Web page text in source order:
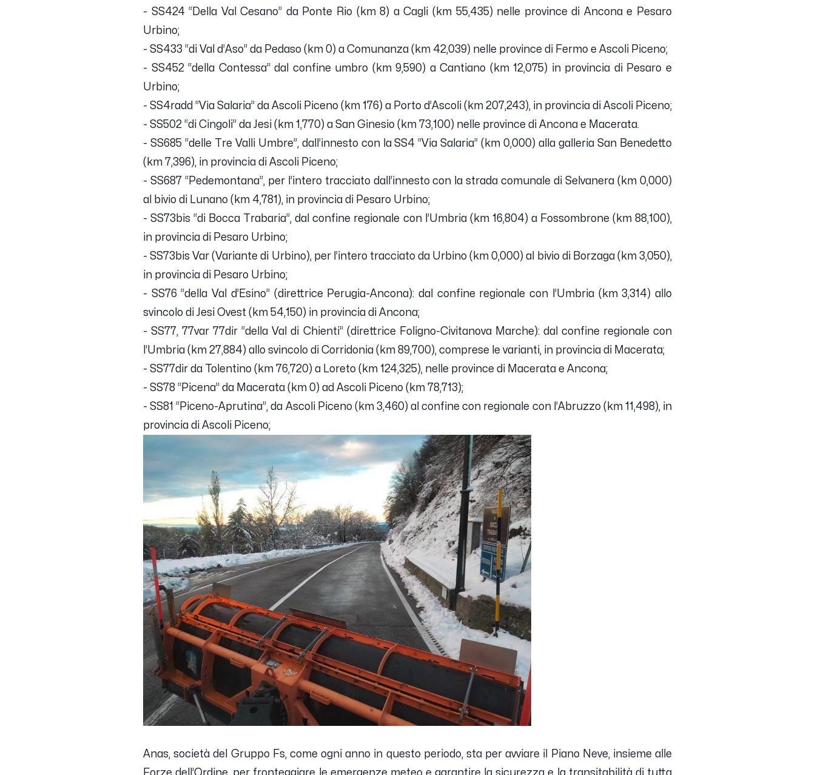
- SS424 “Della Val Cesano” da Ponte Rio (km 8) a Cagli (km 55,435) nelle province di Ancona e Pesaro
Urbino;
- SS433 “di Val d’Aso” da Pedaso (km 0) a Comunanza (km 42,039) nelle province di Fermo e Ascoli Piceno;
- SS452 “della Contessa” dal confine umbro (km 9,590) a Cantiano (km 12,075) in provincia di Pesaro e
Urbino;
- SS4radd “Via Salaria” da Ascoli Piceno (km 176) a Porto d’Ascoli (km 207,243), in provincia di Ascoli Piceno;
- SS502 “di Cingoli” da Jesi (km 1,770) a San Ginesio (km 73,100) nelle province di Ancona e Macerata.
- SS685 “delle Tre Valli Umbre”, dall’innesto con la SS4 “Via Salaria” (km 0,000) alla galleria San Benedetto
(km 7,396), in provincia di Ascoli Piceno;
- SS687 “Pedemontana”, per l’intero tracciato dall’innesto con la strada comunale di Selvanera (km 0,000)
al bivio di Lunano (km 4,781), in provincia di Pesaro Urbino;
- SS73bis “di Bocca Trabaria”, dal confine regionale con l’Umbria (km 16,804) a Fossombrone (km 88,100),
in provincia di Pesaro Urbino;
- SS73bis Var (Variante di Urbino), per l’intero tracciato da Urbino (km 0,000) al bivio di Borzaga (km 3,050),
in provincia di Pesaro Urbino;
- SS76 “della Val d’Esino” (direttrice Perugia-Ancona): dal confine regionale con l’Umbria (km 3,314) allo
svincolo di Jesi Ovest (km 54,150) in provincia di Ancona;
- SS77, 77var 77dir “della Val di Chienti” (direttrice Foligno-Civitanova Marche): dal confine regionale con
l’Umbria (km 27,884) allo svincolo di Corridonia (km 89,700), comprese le varianti, in provincia di Macerata;
- SS77dir da Tolentino (km 76,720) a Loreto (km 124,325), nelle province di Macerata e Ancona;
- SS78 “Picena” da Macerata (km 0) ad Ascoli Piceno (km 78,713);
- SS81 “Piceno-Aprutina”, da Ascoli Piceno (km 3,460) al confine con regionale con l’Abruzzo (km 11,498), in
provincia di Ascoli Piceno;
Anas, società del Gruppo Fs, come ogni anno in questo periodo, sta per avviare il Piano Neve, insieme alle
Forze dell’Ordine, per fronteggiare le emergenze meteo e garantire la sicurezza e la transitabilità di tutta